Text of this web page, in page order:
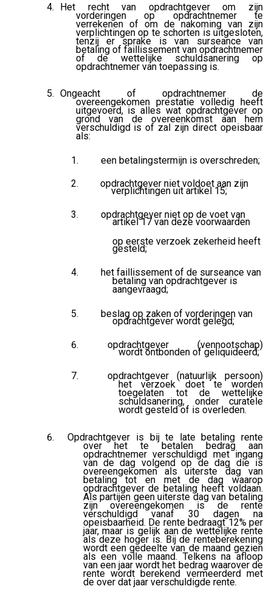
Het recht van opdrachtgever om zijn
vorderingen op opdrachtnemer te
verrekenen of om de nakoming van zijn
verplichtingen op te schorten is uitgesloten,
tenzij er sprake is van surseance van
betaling of faillissement van opdrachtnemer
of de wettelijke schuldsanering op
opdrachtnemer van toepassing is.
Ongeacht of opdrachtnemer de
overeengekomen prestatie volledig heeft
uitgevoerd, is alles wat opdrachtgever op
grond van de overeenkomst aan hem
verschuldigd is of zal zijn direct opeisbaar
als:
een betalingstermijn is overschreden;
opdrachtgever niet voldoet aan zijn
verplichtingen uit artikel 15;
opdrachtgever niet op de voet van
artikel 17 van deze voorwaarden
op eerste verzoek zekerheid heeft
gesteld;
het faillissement of de surseance van
betaling van opdrachtgever is
aangevraagd;
beslag op zaken of vorderingen van
opdrachtgever wordt gelegd;
opdrachtgever (vennootschap)
wordt ontbonden of geliquideerd;
opdrachtgever (natuurlijk persoon)
het verzoek doet te worden
toegelaten tot de wettelijke
schuldsanering, onder curatele
wordt gesteld of is overleden.
Opdrachtgever is bij te late betaling rente
over het te betalen bedrag aan
opdrachtnemer verschuldigd met ingang
van de dag volgend op de dag die is
overeengekomen als uiterste dag van
betaling tot en met de dag waarop
opdrachtgever de betaling heeft voldaan.
Als partijen geen uiterste dag van betaling
zijn overeengekomen is de rente
verschuldigd vanaf 30 dagen na
opeisbaarheid. De rente bedraagt 12% per
jaar, maar is gelijk aan de wettelijke rente
als deze hoger is. Bij de renteberekening
wordt een gedeelte van de maand gezien
als een volle maand. Telkens na afloop
van een jaar wordt het bedrag waarover de
rente wordt berekend vermeerderd met
de over dat jaar verschuldigde rente.